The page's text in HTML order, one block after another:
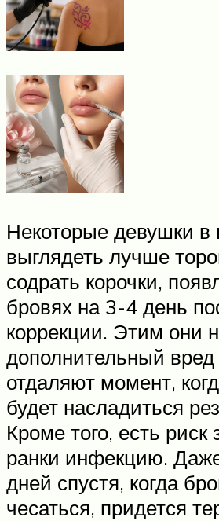
Некоторые девушки в
выглядеть лучше
содрать корочки,
бровях на 3-4 день
коррекции. Этим они
дополнительный вред
отдаляют момент,
будет насладиться
Кроме того, есть риск
ранки инфекцию.
дней спустя, когда
чесаться, придется